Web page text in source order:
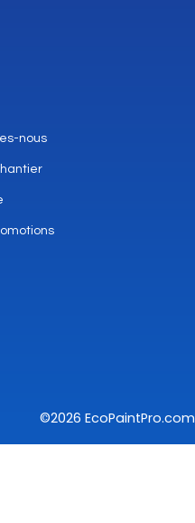
nous
©2026 EcoPaintPro.com